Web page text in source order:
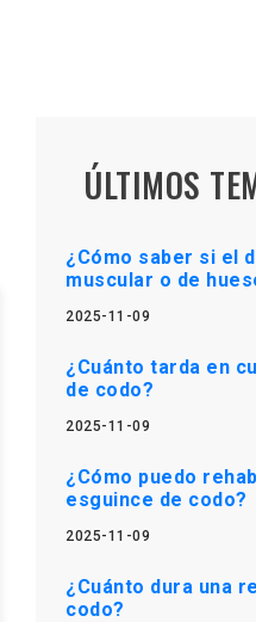
ÚLTIMOS
¿Cómo saber si el
muscular o de
2025-11-09
¿Cuánto tarda en
de codo?
2025-11-09
¿Cómo puedo
esguince de codo?
2025-11-09
¿Cuánto dura una
codo?